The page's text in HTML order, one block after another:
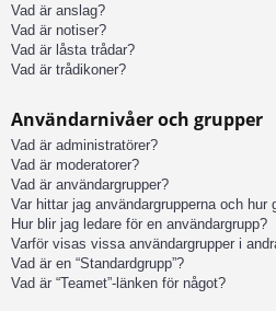
Vad är anslag?
Vad är notiser?
Vad är låsta trådar?
Vad är trådikoner?
Användarnivåer och grupper
Vad är administratörer?
Vad är moderatorer?
Vad är användargrupper?
Var hittar jag användargrupperna och hur
Hur blir jag ledare för en användargrupp?
Varför visas vissa användargrupper i
Vad är en “Standardgrupp”?
Vad är “Teamet”-länken för något?